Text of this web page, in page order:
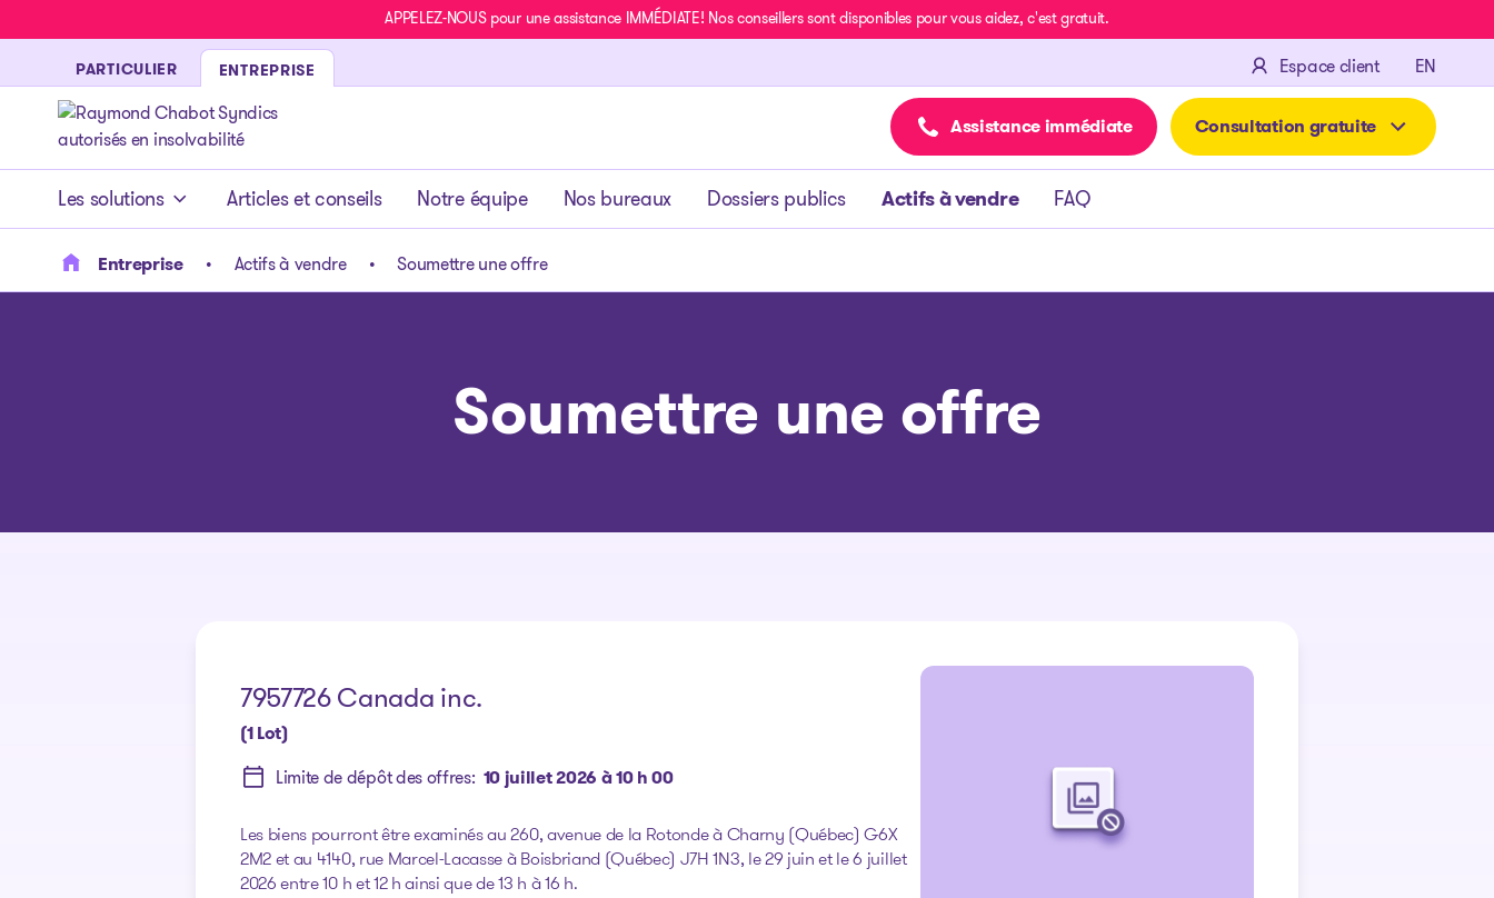
APPELEZ-NOUS pour une assistance IMMÉDIATE! Nos conseillers sont disponibles pour vous aidez, c'est gratuit.
PARTICULIER ENTREPRISE Espace client EN
- page d’accueil
Assistance immédiate Consultation gratuite
Les solutions Articles et conseils Notre équipe Nos bureaux Dossiers publics Actifs à vendre FAQ
Entreprise Actifs à vendre Soumettre une offre
Soumettre une offre
7957726 Canada inc.
(1 Lot)
Limite de dépôt des offres: 10 juillet 2026 à 10 h 00
Les biens pourront être examinés au 260, avenue de la Rotonde à Charny (Québec) G6X
2M2 et au 4140, rue Marcel-Lacasse à Boisbriand (Québec) J7H 1N3, le 29 juin et le 6 juillet
2026 entre 10 h et 12 h ainsi que de 13 h à 16 h.